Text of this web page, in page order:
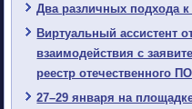
Два различных подхода
Виртуальный ассистент
взаимодействия с
реестр отечественного ПО
27–29 января на